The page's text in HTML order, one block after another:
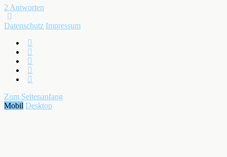
2 Antworten
Datenschutz Impressum
Zum Seitenanfang
Mobil Desktop